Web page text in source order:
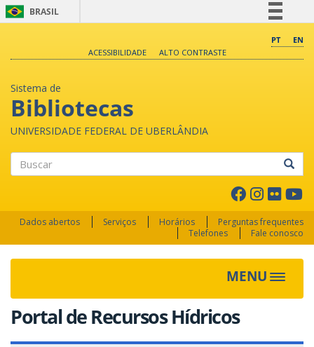
BRASIL
Comunica BR
PT
EN
ACESSIBILIDADE
ALTO CONTRASTE
Sistema de
Bibliotecas
UNIVERSIDADE FEDERAL DE UBERLÂNDIA
Dados abertos Serviços Horários
Perguntas frequentes
Telefones
Fale conosco
MENU Toggle
Portal de Recursos Hídricos